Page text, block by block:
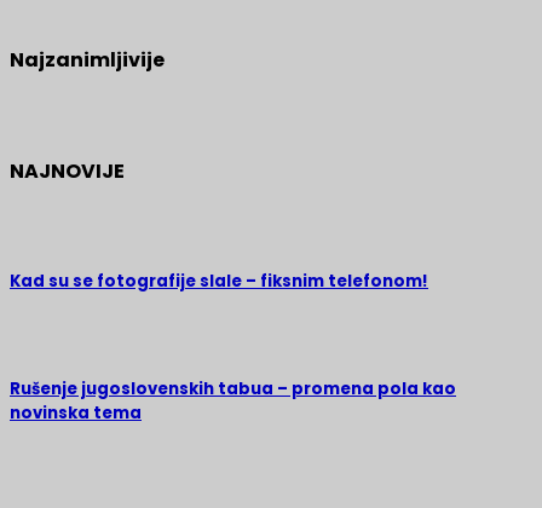
Najzanimljivije
NAJNOVIJE
Kad su se fotografije slale – fiksnim telefonom!
Rušenje jugoslovenskih tabua – promena pola kao
novinska tema